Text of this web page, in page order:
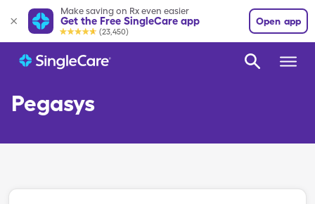
Make saving on Rx even easier
Get the Free SingleCare app
(23,450)
Open app
Pegasys